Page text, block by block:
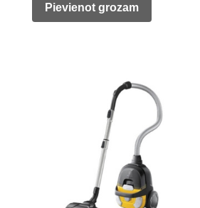
was:
is:
Pievienot grozam